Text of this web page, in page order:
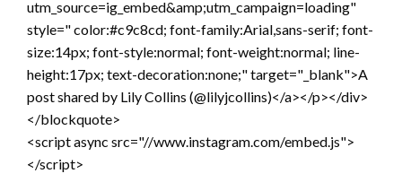
utm_source=ig_embed&amp;utm_campaign=loading"
style=" color:#c9c8cd; font-family:Arial,sans-serif; font-
size:14px; font-style:normal; font-weight:normal; line-
height:17px; text-decoration:none;" target="_blank">A
post shared by Lily Collins (@lilyjcollins)</a></p></div>
</blockquote>
<script async src="//www.instagram.com/embed.js">
</script>